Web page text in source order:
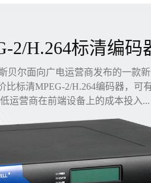
2/H.264标清编码
贝尔面向广电运营商发布的一款
比标清MPEG-2/H.264编码器，可
低运营商在前端设备上的成本投入...